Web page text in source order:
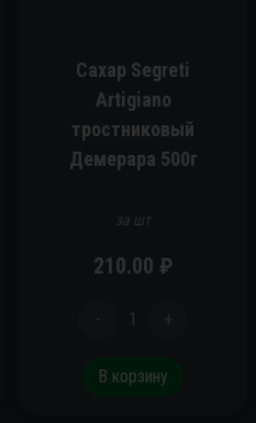
Сахар Segreti
Artigiano
тростниковый
Демерара 500г
за шт
210.00 ₽
- 1 +
В корзину